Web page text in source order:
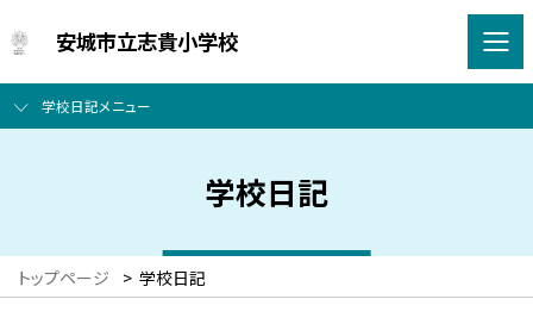
安城市立志貴小学校
学校日記メニュー
学校日記
トップページ > 学校日記